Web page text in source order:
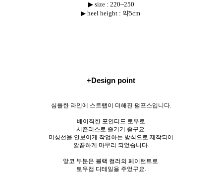
▶ size : 220~250
▶ heel height : 약5cm
+Design point
심플한 라인에 스트랩이 더해진 펌프스입니다.
베이직한 포인티드 토우로
시즌리스로 즐기기 좋구요.
미싱선을 안보이게 작업하는 방식으로 제작되어
깔끔하게 마무리 되었습니다.
앞코 부분은 블랙 컬러의 페이턴트로
토우캡 디테일을 주었구요.